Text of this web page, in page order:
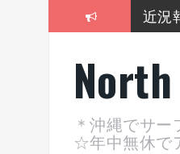
2026
近況
支部
＊沖縄でサー
☆年中無休で